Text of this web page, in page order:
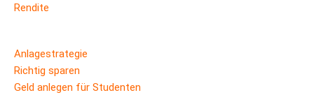
Rendite
Anlagestrategie
Richtig sparen
Geld anlegen für Studenten